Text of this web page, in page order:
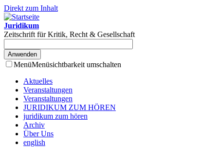
Direkt zum Inhalt
Juridikum
Zeitschrift für Kritik, Recht & Gesellschaft
MenüMenüsichtbarkeit umschalten
Aktuelles
Veranstaltungen
Veranstaltungen
JURIDIKUM ZUM HÖREN
juridikum zum hören
Archiv
Über Uns
english